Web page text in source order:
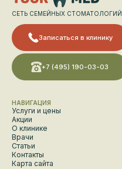
СЕТЬ СЕМЕЙНЫХ СТОМАТОЛОГИЙ
НАВИГАЦИЯ
Услуги и цены
Акции
О клинике
Врачи
Статьи
Контакты
Карта сайта
+7 (495) 190-03-03
Записаться в клинику